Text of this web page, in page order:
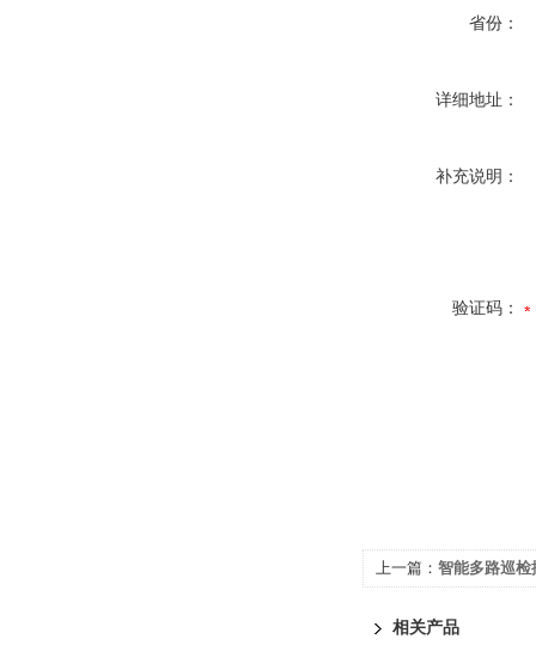
省份：
详细地址：
补充说明：
验证码：
上一篇： 智能多路巡检
相关产品